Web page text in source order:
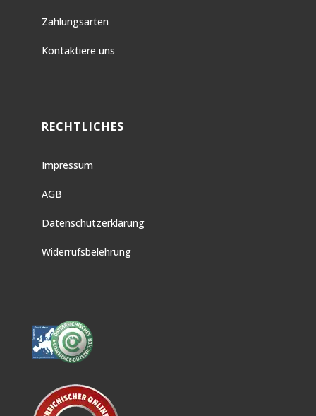
Zahlungsarten
Kontaktiere uns
RECHTLICHES
Impressum
AGB
Datenschutzerklärung
Widerrufsbelehrung